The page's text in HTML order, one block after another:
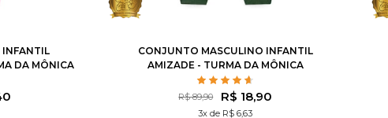
DA MÔNICA
1
CONJUNTO MASCULINO INFANTIL
AMIZADE - TURMA DA MÔNICA
R$ 89,90 R$ 18,90
3x de R$ 6,63
1